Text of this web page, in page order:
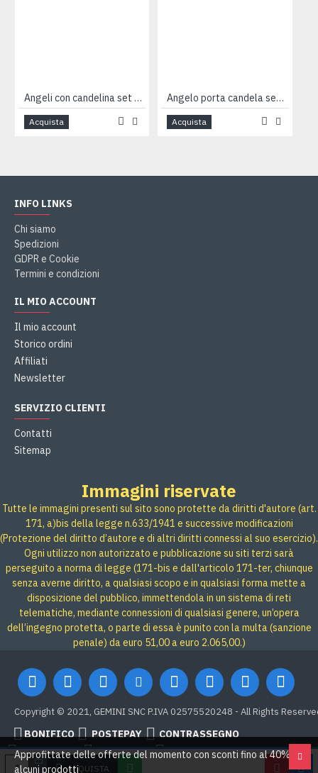
ACQUISTA
Angeli con candelina set 4pz
Acquista
Angelo porta candela seduto cm 13
Acquista
INFO LINKS
Chi siamo
Spedizioni
GDPR e Cookie
Termini e condizioni
IL MIO ACCOUNT
Il mio account
Storico ordini
Affiliati
Newsletter
SERVIZIO CLIENTI
Contatti
Sitemap
Immagini riservate
Tutte le immagini presenti sul sito sono protette da diritti d'autore (art.
171, a)bis della legge n.633/1941 e successive modificazioni
(Protezione del diritto d’autore e di altri diritti connessi al suo esercizio).
Ogni utilizzo non autorizzato e pubblicazione su siti terzi sarà
perseguito a norma di legge (171-bis e dall'articolo 171-ter, chiunque
senza averne diritto, a qualsiasi scopo e in qualsiasi forma mette a
disposizione del pubblico, immettendola in un sistema di reti
telematiche, mediante connessioni di qualsiasi genere, un’opera
dell’ingegno protetta, o parte di essa è punito con la multa (sanzione
penale) da euro 51,00 a euro 2.065,00.)
Copyright © 2021, GEMINI SNC P.IVA 02575520248 - All Rights
BONIFICO POSTEPAY
CONTRASSEGNO
Credit card
Google Pay PAYPAL
Approfittate delle offerte del momento con sconti fino al 40% su
alcuni prodotti